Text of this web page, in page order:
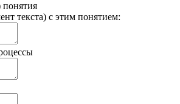
понятия
текста) с этим понятием: